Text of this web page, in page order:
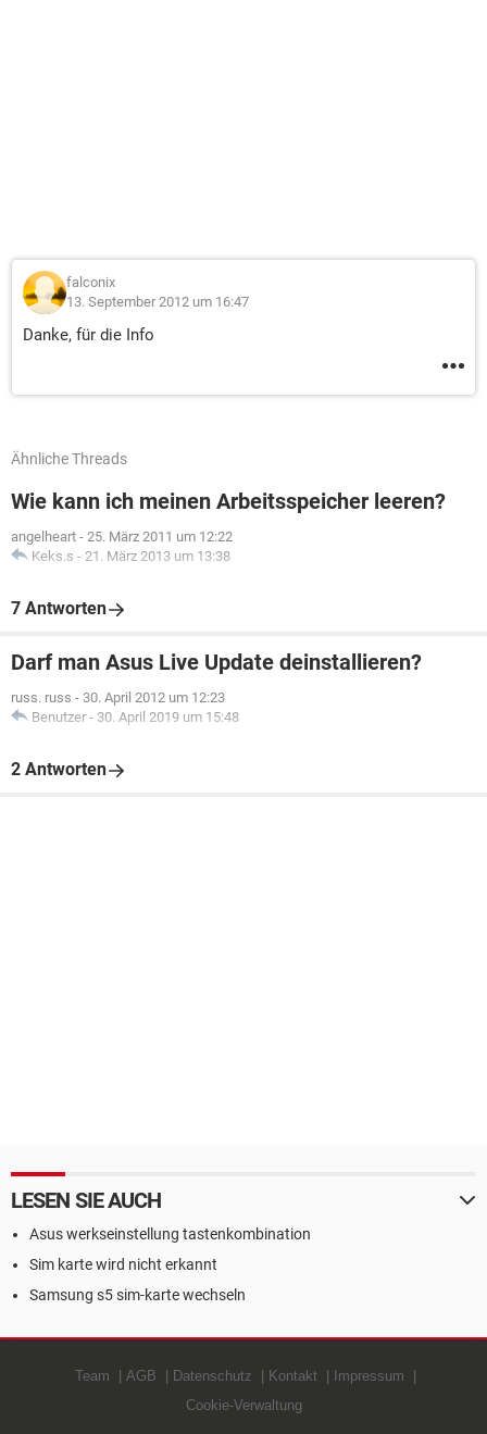
falconix
13. September 2012 um 16:47
Danke, für die Info
Ähnliche Threads
Wie kann ich meinen Arbeitsspeicher leeren?
angelheart - 25. März 2011 um 12:22
Keks.s - 21. März 2013 um 13:38
7 Antworten
Darf man Asus Live Update deinstallieren?
russ. russ - 30. April 2012 um 12:23
Benutzer - 30. April 2019 um 15:48
2 Antworten
LESEN SIE AUCH
Asus werkseinstellung tastenkombination
Sim karte wird nicht erkannt
Samsung s5 sim-karte wechseln
Team AGB Datenschutz Kontakt
Impressum
Cookie-Verwaltung